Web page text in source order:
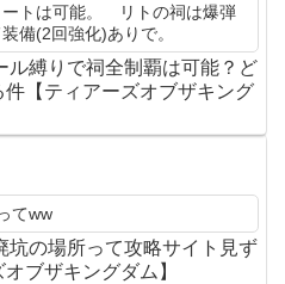
ートは可能。 リトの祠は爆弾
備(2回強化)ありで。
ル縛りで祠全制覇は可能？ど
【ティアーズオブザキング
てww
坑の場所って攻略サイト見ず
ブザキングダム】